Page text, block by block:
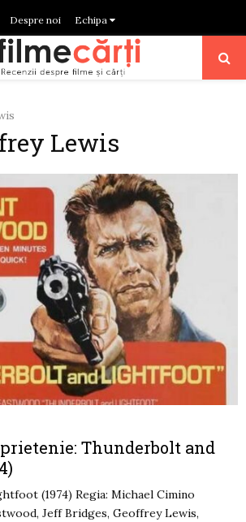
Despre noi Echipa
Lewis
Thunderbolt and
(1974) Regia: Michael Cimino
Jeff Bridges, Geoffrey Lewis,